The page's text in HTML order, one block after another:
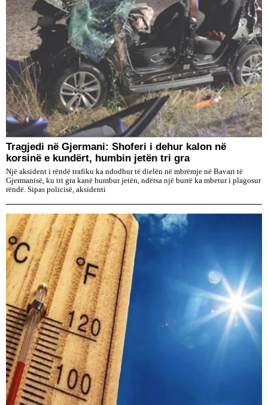
Tragjedi në Gjermani: Shoferi i dehur kalon në
korsinë e kundërt, humbin jetën tri gra
Një aksident i rëndë trafiku ka ndodhur të dielën në mbrëmje në Bavari të
Gjermanisë, ku tri gra kanë humbur jetën, ndërsa një burrë ka mbetur i plagosur
rëndë. Sipas policisë, aksidenti